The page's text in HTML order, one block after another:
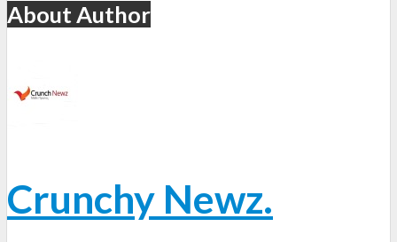
About Author
Crunchy Newz.